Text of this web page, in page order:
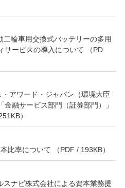
二輪車用交換式バッテリーの多用
サービスの導入について （PD
アワード・ジャパン（環境大臣
融サービス部門（証券部門）」
）
比率について （PDF / 193KB）
ナビ株式会社による資本業務提